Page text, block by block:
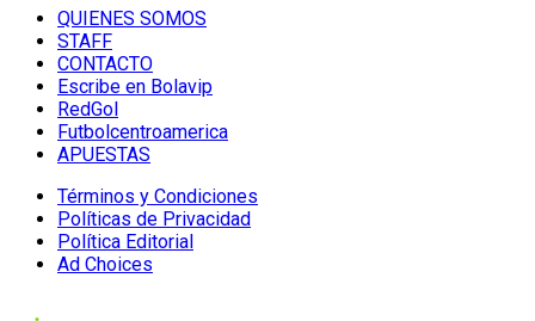
QUIENES SOMOS
STAFF
CONTACTO
Escribe en Bolavip
RedGol
Futbolcentroamerica
APUESTAS
Términos y Condiciones
Políticas de Privacidad
Política Editorial
Ad Choices